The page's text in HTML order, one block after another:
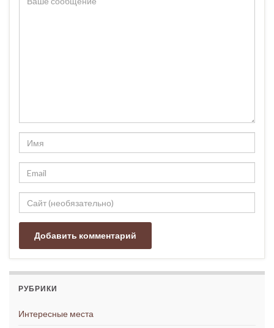
РУБРИКИ
Интересные места